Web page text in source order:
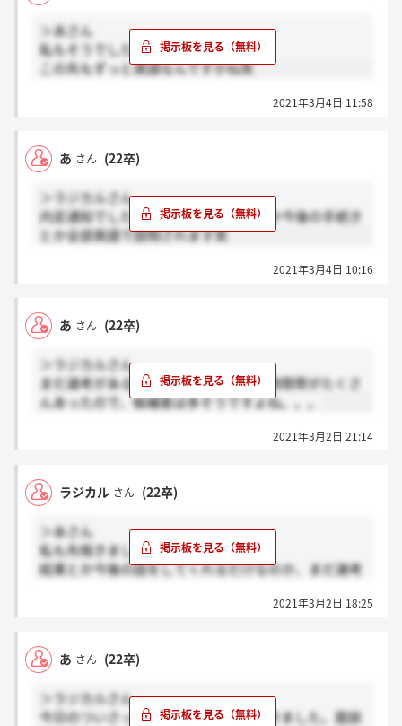
＞あさん
私もそうでした！
この先もずっと英語なんですかね笑
2021年3月4日 11:58
あ さん (22卒)
＞ラジカルさん
内定通知でした！ ただ、契約内容とか今後の手続き
とか全部英語で説明されます笑
2021年3月4日 10:16
あ さん (22卒)
＞ラジカルさん
まだ選考があるんですかね、、、希望時間帯がたくさ
んあったので、候補者は多そうですよね。。。
2021年3月2日 21:14
ラジカル さん (22卒)
＞あさん
私も先程きました！
結果とか今後の話をしてくれるだけなのか、まだ選考
2021年3月2日 18:25
あ さん (22卒)
＞ラジカルさん
今日のついさっき、面談の日程調整がきました。面談